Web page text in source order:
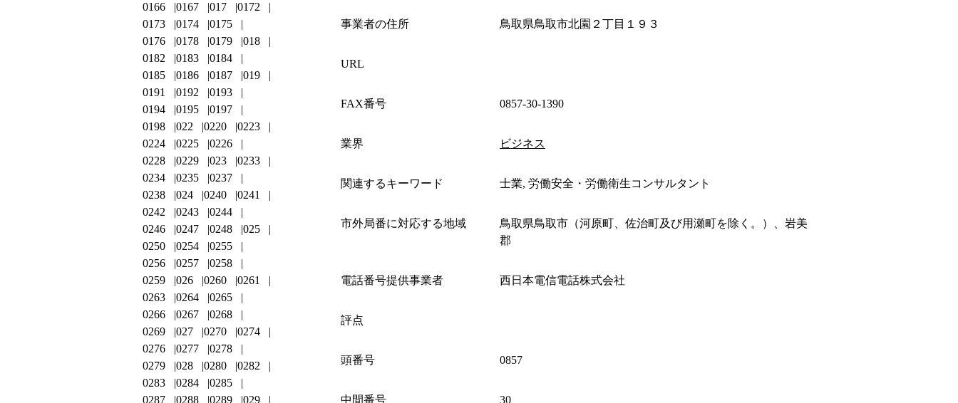
事業者の住所 鳥取県鳥取市北園２丁目１９３
URL
FAX番号 0857-30-1390
業界 ビジネス
関連するキーワード 士業, 労働安全・労働衛生コンサルタント
市外局番に対応する地域
鳥取県鳥取市（河原町、佐治町及び用瀬町を除く。）、岩美
郡
電話番号提供事業者 西日本電信電話株式会社
評点
頭番号 0857
中間番号 30
0166
0167 017
0172
0173
0174
0175
0176
0178 0179
018
0182
0183
0184
0185
0186 0187
019
0191
0192
0193
0194
0195
0197
0198
022 0220
0223
0224
0225
0226
0228
0229 023
0233
0234
0235
0237
0238
024 0240
0241
0242
0243
0244
0246
0247 0248
025
0250
0254
0255
0256
0257
0258
0259
026 0260
0261
0263
0264
0265
0266
0267
0268
0269
027 0270
0274
0276
0277
0278
0279
028 0280
0282
0283
0284
0285
0287
0288 0289
029